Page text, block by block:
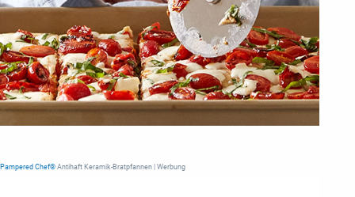
Pampered Chef® Antihaft Keramik-Bratpfannen | Werbung